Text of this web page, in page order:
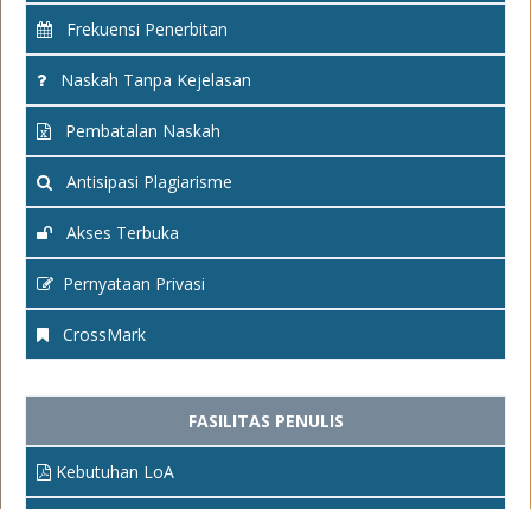
Frekuensi Penerbitan
Naskah Tanpa Kejelasan
Pembatalan Naskah
Antisipasi Plagiarisme
Akses Terbuka
Pernyataan Privasi
CrossMark
FASILITAS PENULIS
Kebutuhan LoA